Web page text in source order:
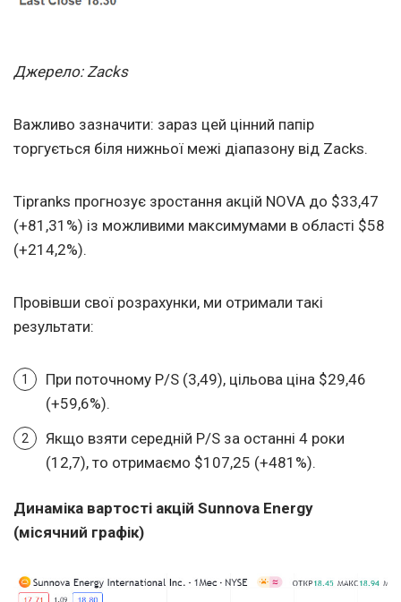
Джерело: Zacks
Важливо зазначити: зараз цей цінний папір
торгується біля нижньої межі діапазону від Zacks.
Tipranks прогнозує зростання акцій NOVA до $33,47
(+81,31%) із можливими максимумами в області $58
(+214,2%).
Провівши свої розрахунки, ми отримали такі
результати:
При поточному P/S (3,49), цільова ціна $29,46
(+59,6%).
Якщо взяти середній P/S за останні 4 роки
(12,7), то отримаємо $107,25 (+481%).
Динаміка вартості акцій Sunnova Energy
(місячний графік)